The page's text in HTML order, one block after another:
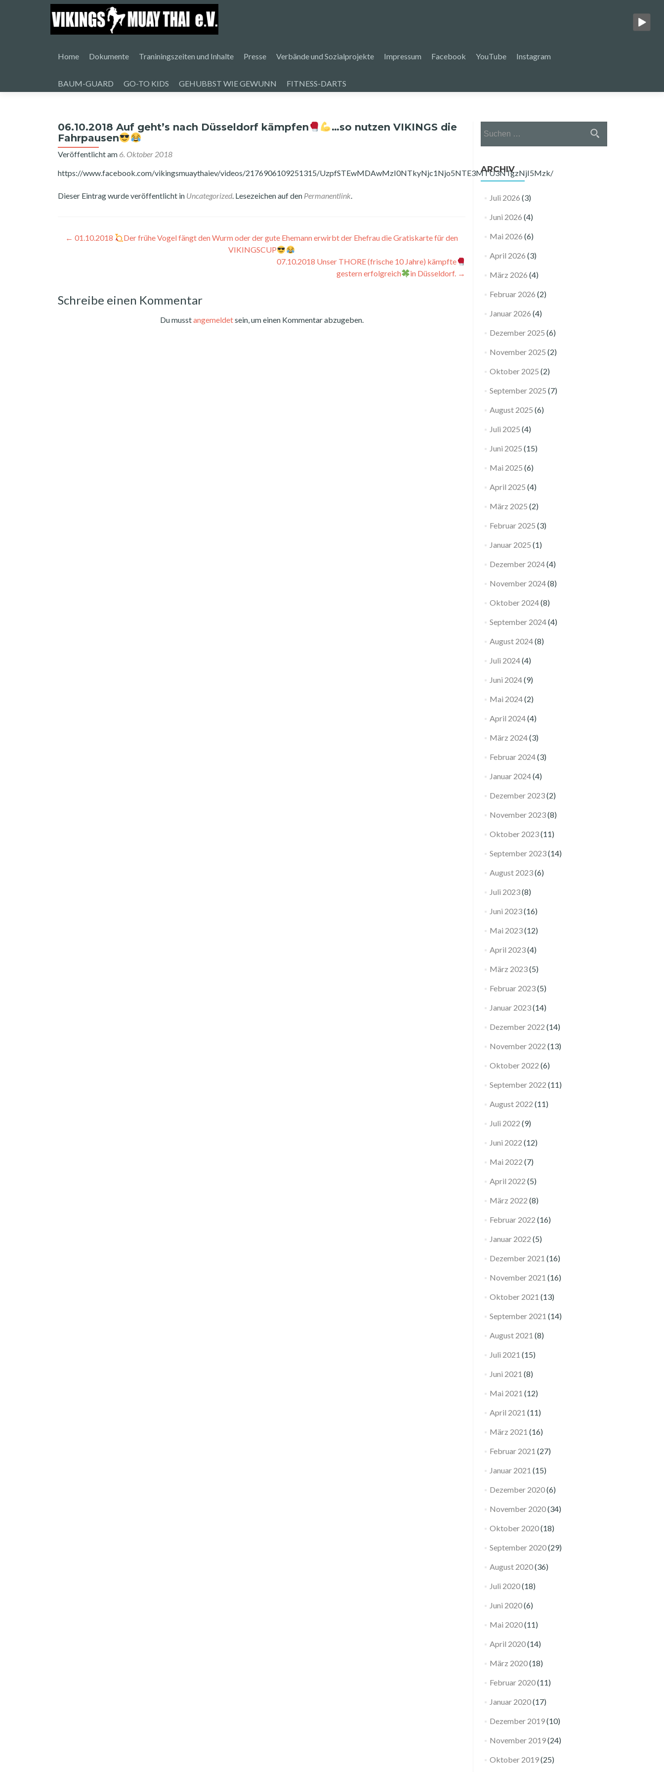
Inhalt
Home Dokumente Traniningszeiten und Inhalte Presse Verbände und Sozialprojekte Impressum Facebook YouTube Instagram
BAUM-GUARD GO-TO KIDS GEHUBBST WIE GEWUNN FITNESS-DARTS
06.10.2018 Auf geht’s nach Düsseldorf kämpfen
…so nutzen VIKINGS die
Fahrpausen
Veröffentlicht am 6. Oktober 2018
https://www.facebook.com/vikingsmuaythaiev/videos/2176906109251315/UzpfSTEwMDAwMzI0NTkyNjc1Njo5NTE3MTU3NTgzNjI5Mzk/
Dieser Eintrag wurde veröffentlicht in Uncategorized. Lesezeichen auf den Permanentlink.
Beitragsnavigation
← 01.10.2018
Der frühe Vogel fängt den Wurm oder der gute Ehemann erwirbt der Ehefrau die Gratiskarte für den
VIKINGSCUP
07.10.2018 Unser THORE (frische 10 Jahre) kämpfte
gestern erfolgreich
in Düsseldorf. →
Schreibe einen Kommentar
Du musstangemeldetsein, um einen Kommentar abzugeben.
nach:
ARCHIV
Juli 2026 (3)
Juni 2026 (4)
Mai 2026 (6)
April 2026 (3)
März 2026 (4)
Februar 2026 (2)
Januar 2026 (4)
Dezember 2025 (6)
November 2025 (2)
Oktober 2025 (2)
September 2025 (7)
August 2025 (6)
Juli 2025 (4)
Juni 2025 (15)
Mai 2025 (6)
April 2025 (4)
März 2025 (2)
Februar 2025 (3)
Januar 2025 (1)
Dezember 2024(4)
November 2024(8)
Oktober 2024(8)
September 2024(4)
August 2024(8)
Juli 2024(4)
Juni 2024(9)
Mai 2024(2)
April 2024(4)
März 2024(3)
Februar 2024(3)
Januar 2024(4)
Dezember 2023(2)
November 2023(8)
Oktober 2023(11)
September 2023(14)
August 2023(6)
Juli 2023(8)
Juni 2023(16)
Mai 2023(12)
April 2023(4)
März 2023(5)
Februar 2023(5)
Januar 2023(14)
Dezember 2022 (14)
November 2022 (13)
Oktober 2022 (6)
September 2022 (11)
August 2022 (11)
Juli 2022 (9)
Juni 2022 (12)
Mai 2022 (7)
April 2022 (5)
März 2022 (8)
Februar 2022 (16)
Januar 2022 (5)
Dezember 2021 (16)
November 2021 (16)
Oktober 2021 (13)
September 2021 (14)
August 2021 (8)
Juli 2021 (15)
Juni 2021 (8)
Mai 2021 (12)
April 2021 (11)
März 2021 (16)
Februar 2021 (27)
Januar 2021 (15)
Dezember 2020(6)
November 2020(34)
Oktober 2020(18)
September 2020(29)
August 2020(36)
Juli 2020(18)
Juni 2020(6)
Mai 2020(11)
April 2020(14)
März 2020(18)
Februar 2020(11)
Januar 2020(17)
Dezember 2019(10)
November 2019(24)
Oktober 2019(25)